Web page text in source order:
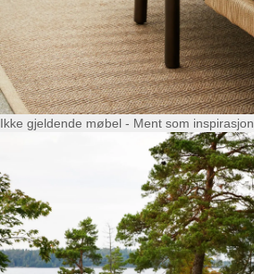
Ikke gjeldende møbel - Ment som inspirasjon